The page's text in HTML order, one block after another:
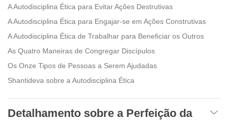
A Autodisciplina Ética para Evitar Ações Destrutivas
A Autodisciplina Ética para Engajar-se em Ações Construtivas
A Autodisciplina Ética de Trabalhar para Beneficiar os Outros
As Quatro Maneiras de Congregar Discípulos
Os Onze Tipos de Pessoas a Serem Ajudadas
Shantideva sobre a Autodisciplina Ética
Detalhamento sobre a Perfeição da